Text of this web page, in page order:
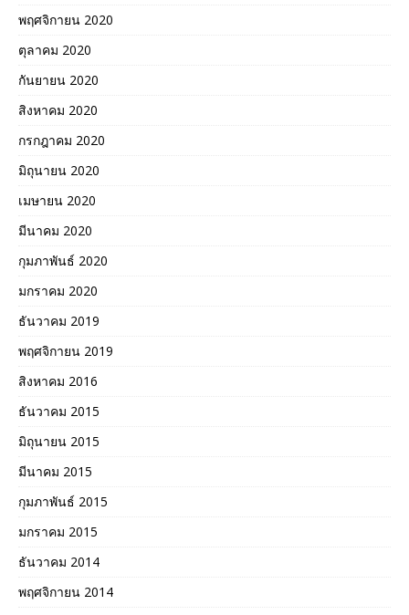
พฤศจิกายน 2020
ตุลาคม 2020
กันยายน 2020
สิงหาคม 2020
กรกฎาคม 2020
มิถุนายน 2020
เมษายน 2020
มีนาคม 2020
กุมภาพันธ์ 2020
มกราคม 2020
ธันวาคม 2019
พฤศจิกายน 2019
สิงหาคม 2016
ธันวาคม 2015
มิถุนายน 2015
มีนาคม 2015
กุมภาพันธ์ 2015
มกราคม 2015
ธันวาคม 2014
พฤศจิกายน 2014